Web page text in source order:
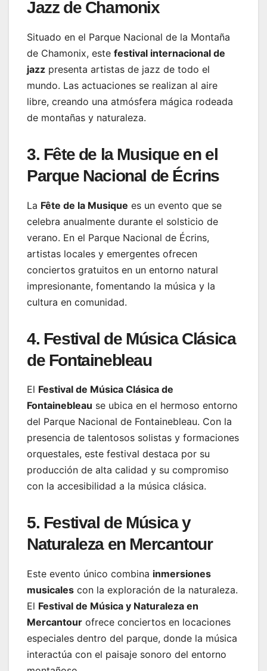
Jazz de Chamonix
Situado en el Parque Nacional de la Montaña
de Chamonix, este festival internacional de
jazz presenta artistas de jazz de todo el
mundo. Las actuaciones se realizan al aire
libre, creando una atmósfera mágica rodeada
de montañas y naturaleza.
3. Fête de la Musique en el
Parque Nacional de Écrins
La Fête de la Musique es un evento que se
celebra anualmente durante el solsticio de
verano. En el Parque Nacional de Écrins,
artistas locales y emergentes ofrecen
conciertos gratuitos en un entorno natural
impresionante, fomentando la música y la
cultura en comunidad.
4. Festival de Música Clásica
de Fontainebleau
El Festival de Música Clásica de
Fontainebleau se ubica en el hermoso entorno
del Parque Nacional de Fontainebleau. Con la
presencia de talentosos solistas y formaciones
orquestales, este festival destaca por su
producción de alta calidad y su compromiso
con la accesibilidad a la música clásica.
5. Festival de Música y
Naturaleza en Mercantour
Este evento único combina inmersiones
musicales con la exploración de la naturaleza.
El Festival de Música y Naturaleza en
Mercantour ofrece conciertos en locaciones
especiales dentro del parque, donde la música
interactúa con el paisaje sonoro del entorno